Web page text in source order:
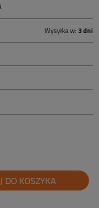
Wysyłka w: 3 dni
DO KOSZYKA